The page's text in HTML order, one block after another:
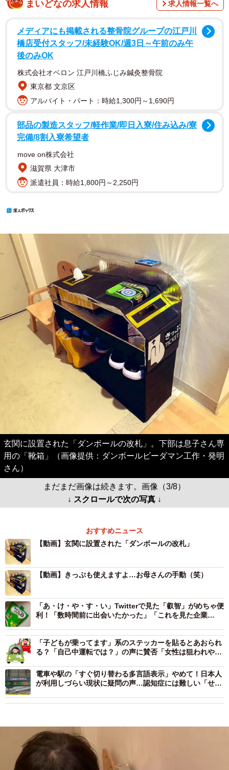
まいどなの求人情報 求人情報一覧へ
メディアにも掲載される整骨院グループの江戸川
橋店受付スタッフ/未経験OK/週3日～午前のみ午
後のみOK
株式会社オベロン 江戸川橋ふじみ鍼灸整骨院
東京都 文京区
アルバイト・パート：時給1,300円～1,690円
部品の製造スタッフ/軽作業/即日入寮/住み込み/寮
完備/8割入寮希望者
move on株式会社
滋賀県 大津市
派遣社員：時給1,800円～2,250円
玄関に設置された「ダンボールの改札」。下部は息子さん専
用の「靴箱」（画像提供：ダンボールビーダマン工作・発明
さん）
まだまだ画像は続きます。画像（3/8）
↓ スクロールで次の写真 ↓
おすすめニュース
【動画】玄関に設置された「ダンボールの改札」
【動画】きっぷも使えますよ…お母さんの手動（笑）
「あ・け・や・す・い」Twitterで見た「叡智」がめちゃ便
利！「数時間前に出会いたかった」「これを見た企業
「子どもが乗ってます」系のステッカーを貼るとあおられ
る？「自己中運転では？」の声に賛否「女性は狙われやす
電車や駅の「すぐ切り替わる多言語表示」やめて！日本人
が利用しづらい現状に疑問の声…認知症には難しい「せめ